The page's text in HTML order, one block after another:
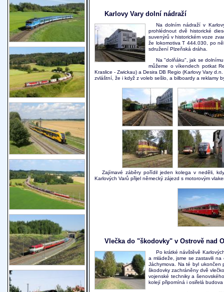
Karlovy Vary dolní nádraží
Na dolním nádraží v
prohlédnout dvě historické
suvenýrů v historickém voze
že lokomotiva T 444.030, po
sdružení Plzeňská dráha.
Na "dolňáku", jak se
můžeme o víkendech potkat
Kraslice - Zwickau) a Desira DB Regio (Karlovy Vary
zvláštní, že i když z voleb sešlo, a bilboardy a reklamy
Zajímavé záběry pořídil jeden kolega v neděli,
Karlových Varů přijel německý zájezd s motorovým
Vlečka do "škodovky" v Ostrově nad
Po krátké návštěvě
a mládeže, jsme se zastavili
Jáchymova. Na té byl
škodovky zachráněny dvě
vojenské techniky a
kolejí připomíná i osiřelá